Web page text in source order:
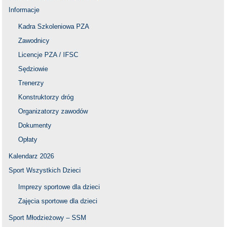
Informacje
Kadra Szkoleniowa PZA
Zawodnicy
Licencje PZA / IFSC
Sędziowie
Trenerzy
Konstruktorzy dróg
Organizatorzy zawodów
Dokumenty
Opłaty
Kalendarz 2026
Sport Wszystkich Dzieci
Imprezy sportowe dla dzieci
Zajęcia sportowe dla dzieci
Sport Młodzieżowy – SSM